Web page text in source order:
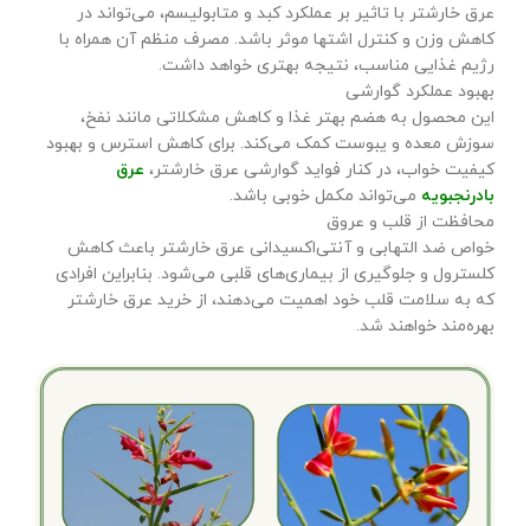
عرق خارشتر با تاثیر بر عملکرد کبد و متابولیسم، می‌تواند در
کاهش وزن و کنترل اشتها موثر باشد. مصرف منظم آن همراه با
رژیم غذایی مناسب، نتیجه بهتری خواهد داشت.
بهبود عملکرد گوارشی
این محصول به هضم بهتر غذا و کاهش مشکلاتی مانند نفخ،
سوزش معده و یبوست کمک می‌کند. برای کاهش استرس و بهبود
کیفیت خواب، در کنار فواید گوارشی عرق خارشتر، عرق
بادرنجبویه می‌تواند مکمل خوبی باشد.
محافظت از قلب و عروق
خواص ضد التهابی و آنتی‌اکسیدانی عرق خارشتر باعث کاهش
کلسترول و جلوگیری از بیماری‌های قلبی می‌شود. بنابراین افرادی
که به سلامت قلب خود اهمیت می‌دهند، از خرید عرق خارشتر
بهره‌مند خواهند شد.